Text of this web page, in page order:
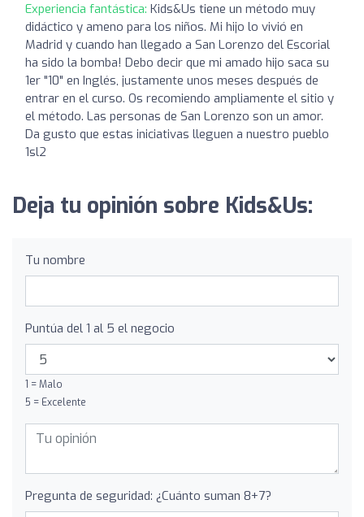
Experiencia fantástica: Kids&Us tiene un método muy
didáctico y ameno para los niños. Mi hijo lo vivió en
Madrid y cuando han llegado a San Lorenzo del Escorial
ha sido la bomba! Debo decir que mi amado hijo saca su
1er "10" en Inglés, justamente unos meses después de
entrar en el curso. Os recomiendo ampliamente el sitio y
el método. Las personas de San Lorenzo son un amor.
Da gusto que estas iniciativas lleguen a nuestro pueblo
1sl2
Deja tu opinión sobre Kids&Us:
Tu nombre
Puntúa del 1 al 5 el negocio
1 = Malo
5 = Excelente
Pregunta de seguridad: ¿Cuánto suman 8+7?